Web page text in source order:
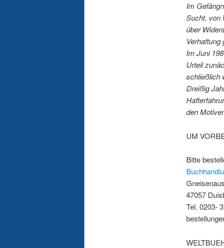
Im
Sucht, von
über
Verhaftung
Im Juni
Urteil
schließlich
Dreißig
den
UM
Bitte
47057
Tel. 0203-